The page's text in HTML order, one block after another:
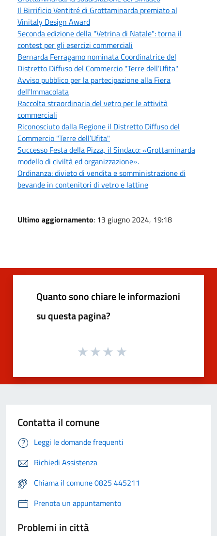
Il Birrificio Ventitré di Grottaminarda premiato al
Vinitaly Design Award
Seconda edizione della "Vetrina di Natale": torna il
contest per gli esercizi commerciali
Bernarda Ferragamo nominata Coordinatrice del
Distretto Diffuso del Commercio "Terre dell’Ufita"
Avviso pubblico per la partecipazione alla Fiera
dell'Immacolata
Raccolta straordinaria del vetro per le attività
commerciali
Riconosciuto dalla Regione il Distretto Diffuso del
Commercio "Terre dell’Ufita"
Successo Festa della Pizza, il Sindaco: «Grottaminarda
modello di civiltà ed organizzazione».
Ordinanza: divieto di vendita e somministrazione di
bevande in contenitori di vetro e lattine
Ultimo aggiornamento: 13 giugno 2024, 19:18
Quanto sono chiare le informazioni
su questa pagina?
Contatta il comune
Leggi le domande frequenti
Richiedi Assistenza
Chiama il comune 0825 445211
Prenota un appuntamento
Problemi in città